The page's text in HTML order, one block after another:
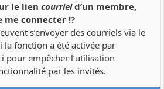
le lien courrield’un membre,
me connecter !?
s’envoyer des courriels via le
fonction a été activée par
pour empêcher l’utilisation
par les invités.